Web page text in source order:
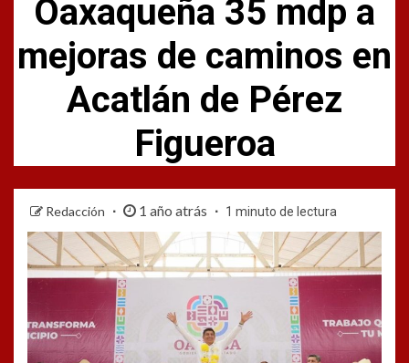
Oaxaqueña 35 mdp a
mejoras de caminos en
Acatlán de Pérez
Figueroa
Redacción 1 año atrás 1 minuto de lectura